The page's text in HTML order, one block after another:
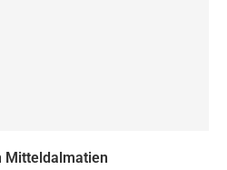
Mitteldalmatien